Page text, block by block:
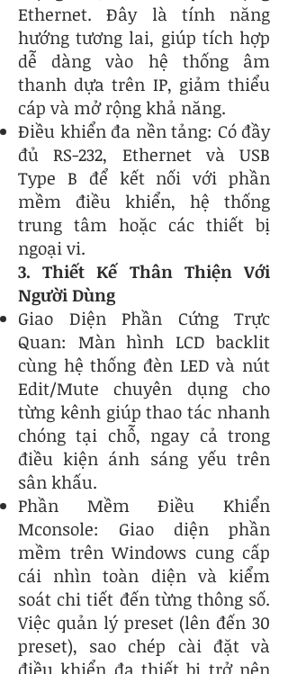
Ethernet. Đây là tính năng
hướng tương lai, giúp tích hợp
dễ dàng vào hệ thống âm
thanh dựa trên IP, giảm thiểu
cáp và mở rộng khả năng.
Điều khiển đa nền tảng: Có đầy
đủ RS-232, Ethernet và USB
Type B để kết nối với phần
mềm điều khiển, hệ thống
trung tâm hoặc các thiết bị
ngoại vi.
3. Thiết Kế Thân Thiện Với
Người Dùng
Giao Diện Phần Cứng Trực
Quan: Màn hình LCD backlit
cùng hệ thống đèn LED và nút
Edit/Mute chuyên dụng cho
từng kênh giúp thao tác nhanh
chóng tại chỗ, ngay cả trong
điều kiện ánh sáng yếu trên
sân khấu.
Phần Mềm Điều Khiển
Mconsole: Giao diện phần
mềm trên Windows cung cấp
cái nhìn toàn diện và kiểm
soát chi tiết đến từng thông số.
Việc quản lý preset (lên đến 30
preset), sao chép cài đặt và